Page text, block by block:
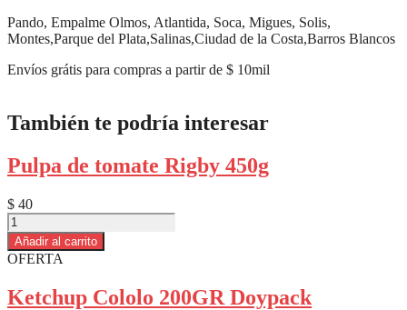
Pando, Empalme Olmos, Atlantida, Soca, Migues, Solis,
Montes,Parque del Plata,Salinas,Ciudad de la Costa,Barros Blancos
Envíos grátis para compras a partir de $ 10mil
También te podría interesar
Pulpa de tomate Rigby 450g
$ 40
Pulpa
de
tomate
Rigby
cantidad
Añadir al carrito
OFERTA
Ketchup Cololo 200GR Doypack